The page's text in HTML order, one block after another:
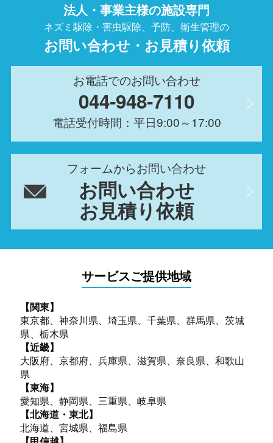
法人・事業主様の施設専門
ネズミ駆除・害虫駆除、予防、衛生管理の
お問い合わせ・お見積り依頼
お電話でのお問い合わせ
044-948-7110
電話受付時間：平日9:00～17:00
フォームからお問い合わせ
お問い合わせ
お見積り依頼
サービスご提供地域
【関東】
東京都、神奈川県、埼玉県、千葉県、群馬県、茨城
県、栃木県
【近畿】
大阪府、京都府、兵庫県、滋賀県、奈良県、和歌山
県
【東海】
愛知県、静岡県、三重県、岐阜県
【北海道・東北】
北海道、宮城県、福島県